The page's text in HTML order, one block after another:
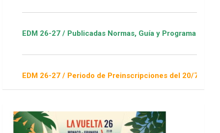
26-27 / Publicadas Normas, Guía y Programa / ver Escuelas
26-27 / Periodo de Preinscripciones del 20/7 al 16/8 / Sorteo